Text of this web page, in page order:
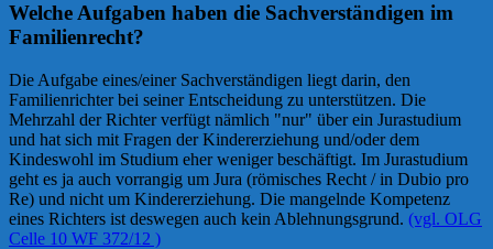
Welche Aufgaben haben die Sachverständigen im
Familienrecht?
Die Aufgabe eines/einer Sachverständigen liegt darin, den
Familienrichter bei seiner Entscheidung zu unterstützen. Die
Mehrzahl der Richter verfügt nämlich "nur" über ein Jurastudium
und hat sich mit Fragen der Kindererziehung und/oder dem
Kindeswohl im Studium eher weniger beschäftigt. Im Jurastudium
geht es ja auch vorrangig um Jura (römisches Recht / in Dubio pro
Re) und nicht um Kindererziehung. Die mangelnde Kompetenz
eines Richters ist deswegen auch kein Ablehnungsgrund. (vgl. OLG
Celle 10 WF 372/12 )